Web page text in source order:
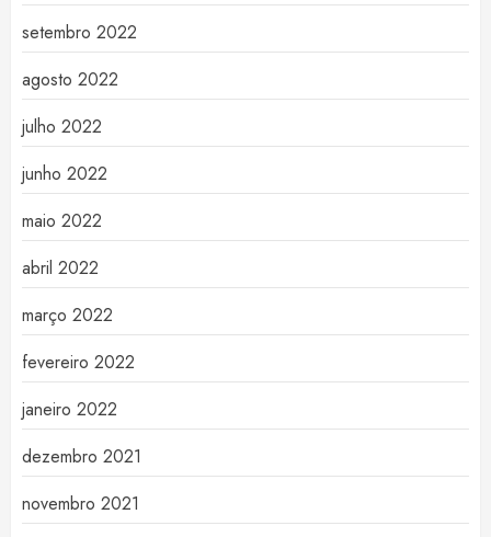
setembro 2022
agosto 2022
julho 2022
junho 2022
maio 2022
abril 2022
março 2022
fevereiro 2022
janeiro 2022
dezembro 2021
novembro 2021